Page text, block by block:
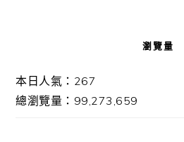
瀏覽量
本日人氣：267
總瀏覽量：99,273,659